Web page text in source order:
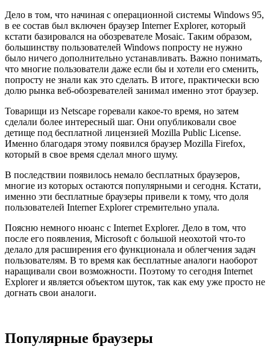
Дело в том, что начиная с операционной системы Windows 95,
в ее состав был включен браузер Interner Explorer, который
кстати базировался на обозревателе Mosaic. Таким образом,
большинству пользователей Windows попросту не нужно
было ничего дополнительно устанавливать. Важно понимать,
что многие пользователи даже если бы и хотели его сменить,
попросту не знали как это сделать. В итоге, практически всю
долю рынка веб-обозревателей занимал именно этот браузер.
Товарищи из Netscape горевали какое-то время, но затем
сделали более интересный шаг. Они опубликовали свое
детище под бесплатной лицензией Mozilla Public License.
Именно благодаря этому появился браузер Mozilla Firefox,
который в свое время сделал много шуму.
В последствии появилось немало бесплатных браузеров,
многие из которых остаются популярными и сегодня. Кстати,
именно эти бесплатные браузеры привели к тому, что доля
пользователей Interner Explorer стремительно упала.
Поясню немного нюанс с Internet Explorer. Дело в том, что
после его появления, Microsoft с большой неохотой что-то
делало для расширения его функционала и облегчения задач
пользователям. В то время как бесплатные аналоги наоборот
наращивали свои возможности. Поэтому то сегодня Internet
Explorer и является объектом шуток, так как ему уже просто не
догнать свои аналоги.
Популярные браузеры